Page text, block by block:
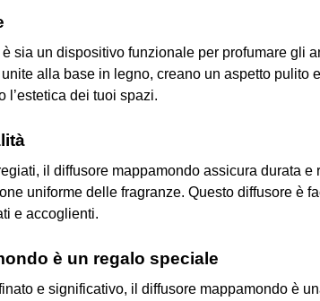
è sia un dispositivo funzionale per profumare
alla base in legno, creano un aspetto
l’estetica dei tuoi spazi.
il diffusore mappamondo assicura durata
uniforme delle fragranze. Questo diffusore è
e accoglienti.
è un regalo speciale
e significativo, il diffusore mappamondo è